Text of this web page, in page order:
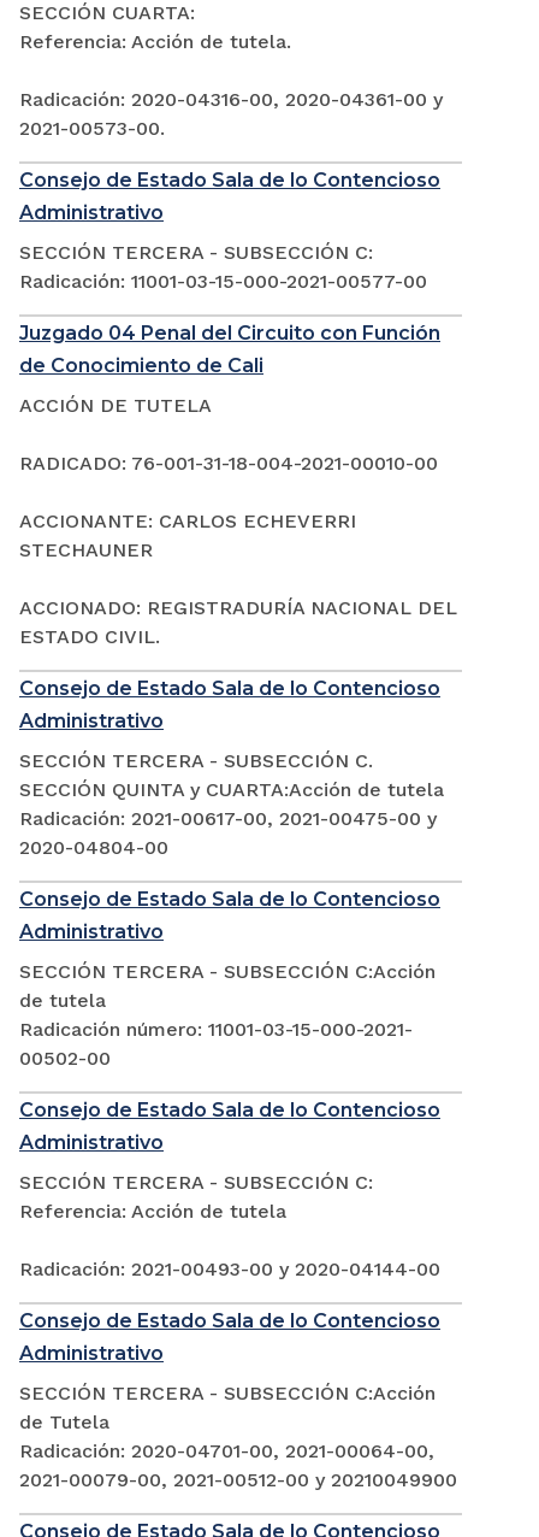
SECCIÓN CUARTA:
Referencia: Acción de tutela.
Radicación: 2020-04316-00, 2020-04361-00 y
2021-00573-00.
Consejo de Estado Sala de lo Contencioso
Administrativo
SECCIÓN TERCERA - SUBSECCIÓN C:
Radicación: 11001-03-15-000-2021-00577-00
Juzgado 04 Penal del Circuito con Función
de Conocimiento de Cali
ACCIÓN DE TUTELA
RADICADO: 76-001-31-18-004-2021-00010-00
ACCIONANTE: CARLOS ECHEVERRI
STECHAUNER
ACCIONADO: REGISTRADURÍA NACIONAL DEL
ESTADO CIVIL.
Consejo de Estado Sala de lo Contencioso
Administrativo
SECCIÓN TERCERA - SUBSECCIÓN C.
SECCIÓN QUINTA y CUARTA:Acción de tutela
Radicación: 2021-00617-00, 2021-00475-00 y
2020-04804-00
Consejo de Estado Sala de lo Contencioso
Administrativo
SECCIÓN TERCERA - SUBSECCIÓN C:Acción
de tutela
Radicación número: 11001-03-15-000-2021-
00502-00
Consejo de Estado Sala de lo Contencioso
Administrativo
SECCIÓN TERCERA - SUBSECCIÓN C:
Referencia: Acción de tutela
Radicación: 2021-00493-00 y 2020-04144-00
Consejo de Estado Sala de lo Contencioso
Administrativo
SECCIÓN TERCERA - SUBSECCIÓN C:Acción
de Tutela
Radicación: 2020-04701-00, 2021-00064-00,
2021-00079-00, 2021-00512-00 y 20210049900
Consejo de Estado Sala de lo Contencioso